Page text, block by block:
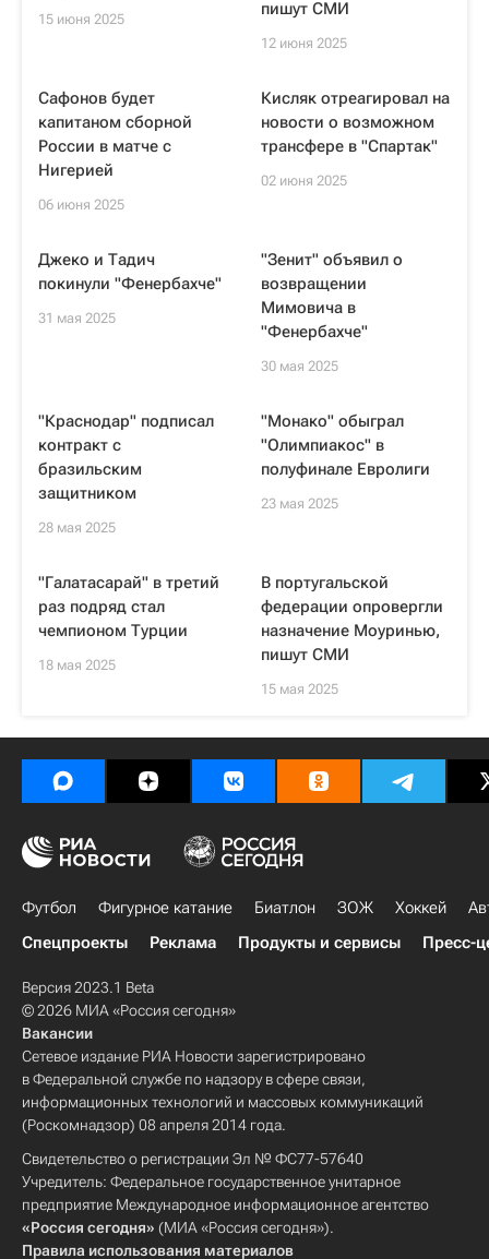
15 июня 2025
пишут СМИ
12 июня 2025
Сафонов будет
капитаном сборной
России в матче с
Нигерией
06 июня 2025
Кисляк отреагировал на
новости о возможном
трансфере в "Спартак"
02 июня 2025
Джеко и Тадич
покинули "Фенербахче"
31 мая 2025
"Зенит" объявил о
возвращении
Мимовича в
"Фенербахче"
30 мая 2025
"Краснодар" подписал
контракт с
бразильским
защитником
28 мая 2025
"Монако" обыграл
"Олимпиакос" в
полуфинале Евролиги
23 мая 2025
"Галатасарай" в третий
раз подряд стал
чемпионом Турции
18 мая 2025
В португальской
федерации опровергли
назначение Моуринью,
пишут СМИ
15 мая 2025
Футбол Фигурное катание Биатлон ЗОЖ Хоккей
Спецпроекты
Реклама Продукты и сервисы Пресс-
Версия 2023.1 Beta
© 2026 МИА «Россия сегодня»
Вакансии
Сетевое издание РИА Новости зарегистрировано
в Федеральной службе по надзору в сфере связи,
информационных технологий и массовых коммуникаций
(Роскомнадзор) 08 апреля 2014 года.
Свидетельство о регистрации Эл № ФС77-57640
Учредитель: Федеральное государственное унитарное
предприятие Международное информационное агентство
«Россия сегодня» (МИА «Россия сегодня»).
Правила использования материалов